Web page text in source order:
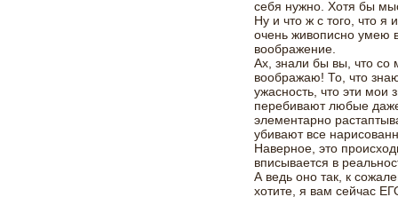
себя нужно. Хотя бы
Ну и что ж с того, что я
очень живописно умею
воображение.
Ах, знали бы вы, что со
воображаю! То, что
ужасность, что эти мои
перебивают любые
элементарно
убивают все
Наверное, это
вписывается в
А ведь оно так, к
хотите, я вам сейчас